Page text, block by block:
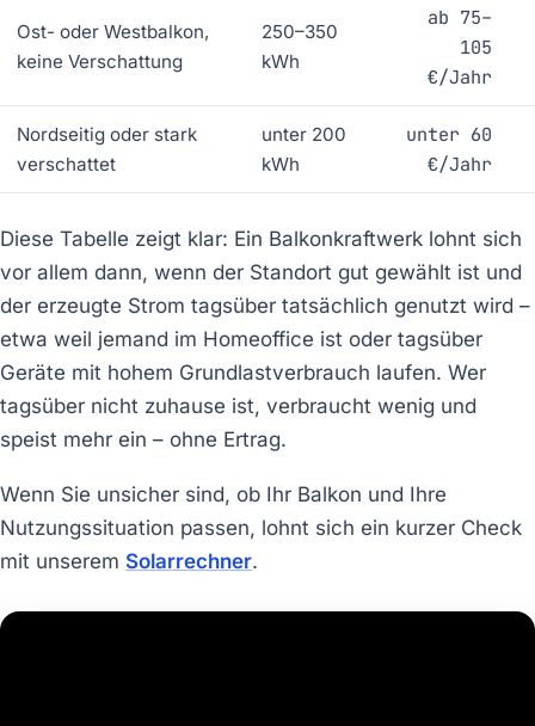
Ost- oder Westbalkon,
keine Verschattung
250–350
kWh
ab 75–
105
€/Jahr
Nordseitig oder stark
verschattet
unter 200
kWh
unter 60
€/Jahr
Diese Tabelle zeigt klar: Ein Balkonkraftwerk lohnt sich
vor allem dann, wenn der Standort gut gewählt ist und
der erzeugte Strom tagsüber tatsächlich genutzt wird –
etwa weil jemand im Homeoffice ist oder tagsüber
Geräte mit hohem Grundlastverbrauch laufen. Wer
tagsüber nicht zuhause ist, verbraucht wenig und
speist mehr ein – ohne Ertrag.
Wenn Sie unsicher sind, ob Ihr Balkon und Ihre
Nutzungssituation passen, lohnt sich ein kurzer Check
mit unserem Solarrechner.